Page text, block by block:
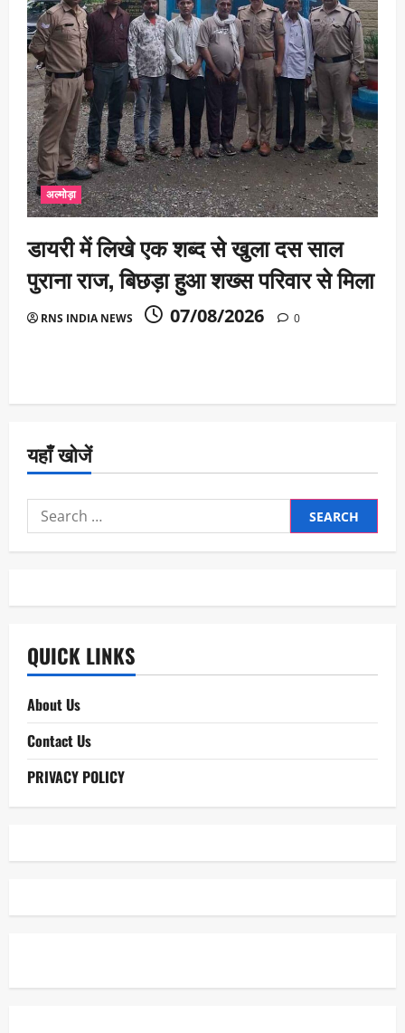
अल्मोड़ा
डायरी में लिखे एक शब्द से खुला दस साल
पुराना राज, बिछड़ा हुआ शख्स परिवार से मिला
RNS INDIA NEWS 07/08/2026 0
यहाँ खोजें
Search
for:
QUICK LINKS
About Us
Contact Us
PRIVACY POLICY